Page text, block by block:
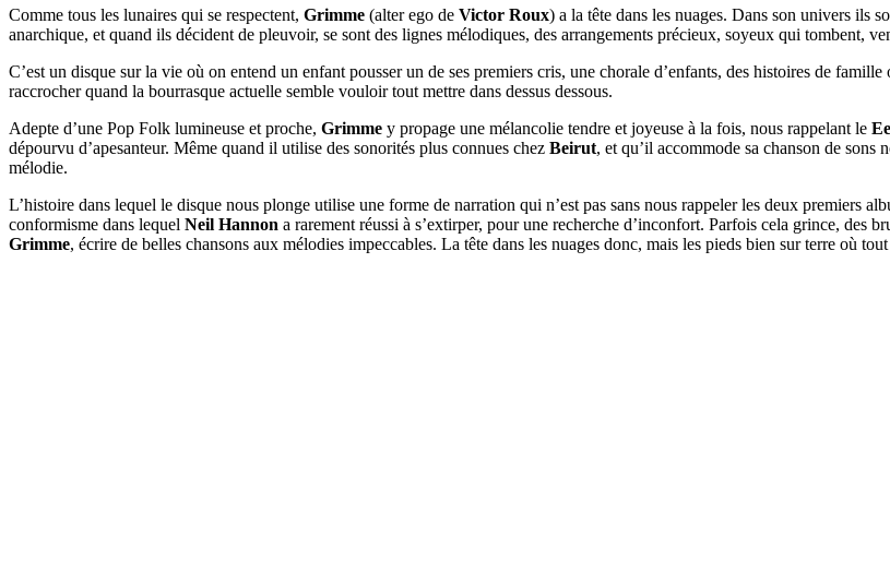
Comme tous les lunaires qui se respectent, Grimme (alter ego de Victor Roux) a la tête dans les nuages. Dans son univers ils
anarchique, et quand ils décident de pleuvoir, se sont des lignes mélodiques, des arrangements précieux, soyeux qui tombent,
C’est un disque sur la vie où on entend un enfant pousser un de ses premiers cris, une chorale d’enfants, des histoires de
raccrocher quand la bourrasque actuelle semble vouloir tout mettre dans dessus dessous.
Adepte d’une Pop Folk lumineuse et proche, Grimme y propage une mélancolie tendre et joyeuse à la fois, nous rappelant le
dépourvu d’apesanteur. Même quand il utilise des sonorités plus connues chez Beirut, et qu’il accommode sa chanson de
mélodie.
L’histoire dans lequel le disque nous plonge utilise une forme de narration qui n’est pas sans nous rappeler les deux premiers
conformisme dans lequel Neil Hannon a rarement réussi à s’extirper, pour une recherche d’inconfort. Parfois cela grince, des
Grimme, écrire de belles chansons aux mélodies impeccables. La tête dans les nuages donc, mais les pieds bien sur terre où